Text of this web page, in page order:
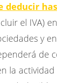
deducir
el IVA)
y en
de
la